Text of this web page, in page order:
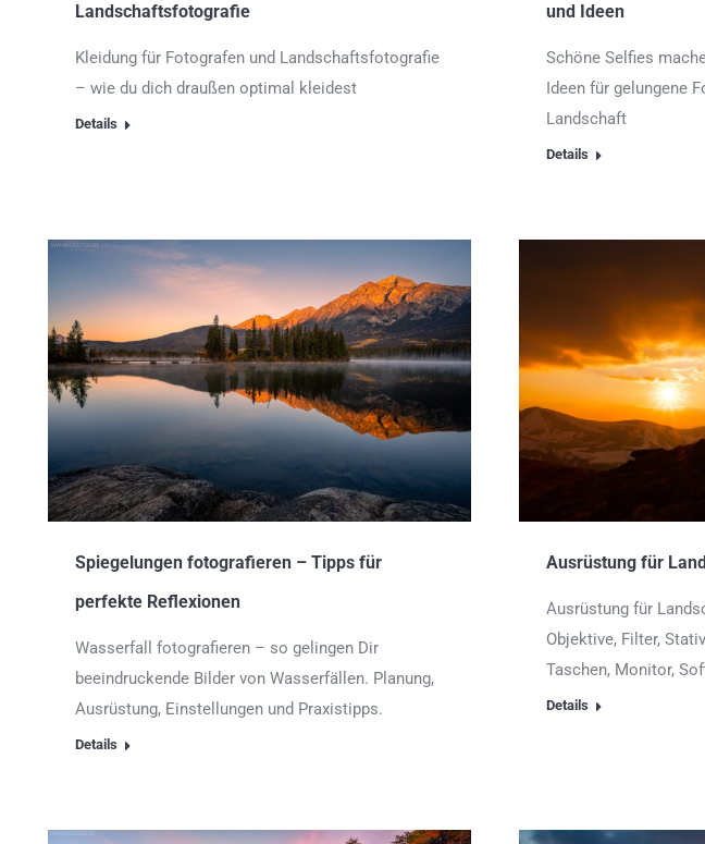
Landschaftsfotografie
Kleidung für Fotografen und Landschaftsfotografie
– wie du dich draußen optimal kleidest
Details
und Ideen
Schöne Selfies
Ideen für gelungene
Landschaft
Details
Spiegelungen fotografieren – Tipps für
perfekte Reflexionen
Wasserfall fotografieren – so gelingen Dir
beeindruckende Bilder von Wasserfällen. Planung,
Ausrüstung, Einstellungen und Praxistipps.
Details
Ausrüstung für
Ausrüstung für
Objektive, Filter,
Taschen, Monitor,
Details